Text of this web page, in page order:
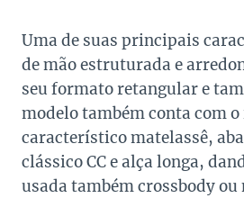
Uma de suas principais
de mão estruturada e
seu formato retangular e
modelo também conta com o
característico matelassê,
clássico CC e alça longa,
usada também crossbody ou